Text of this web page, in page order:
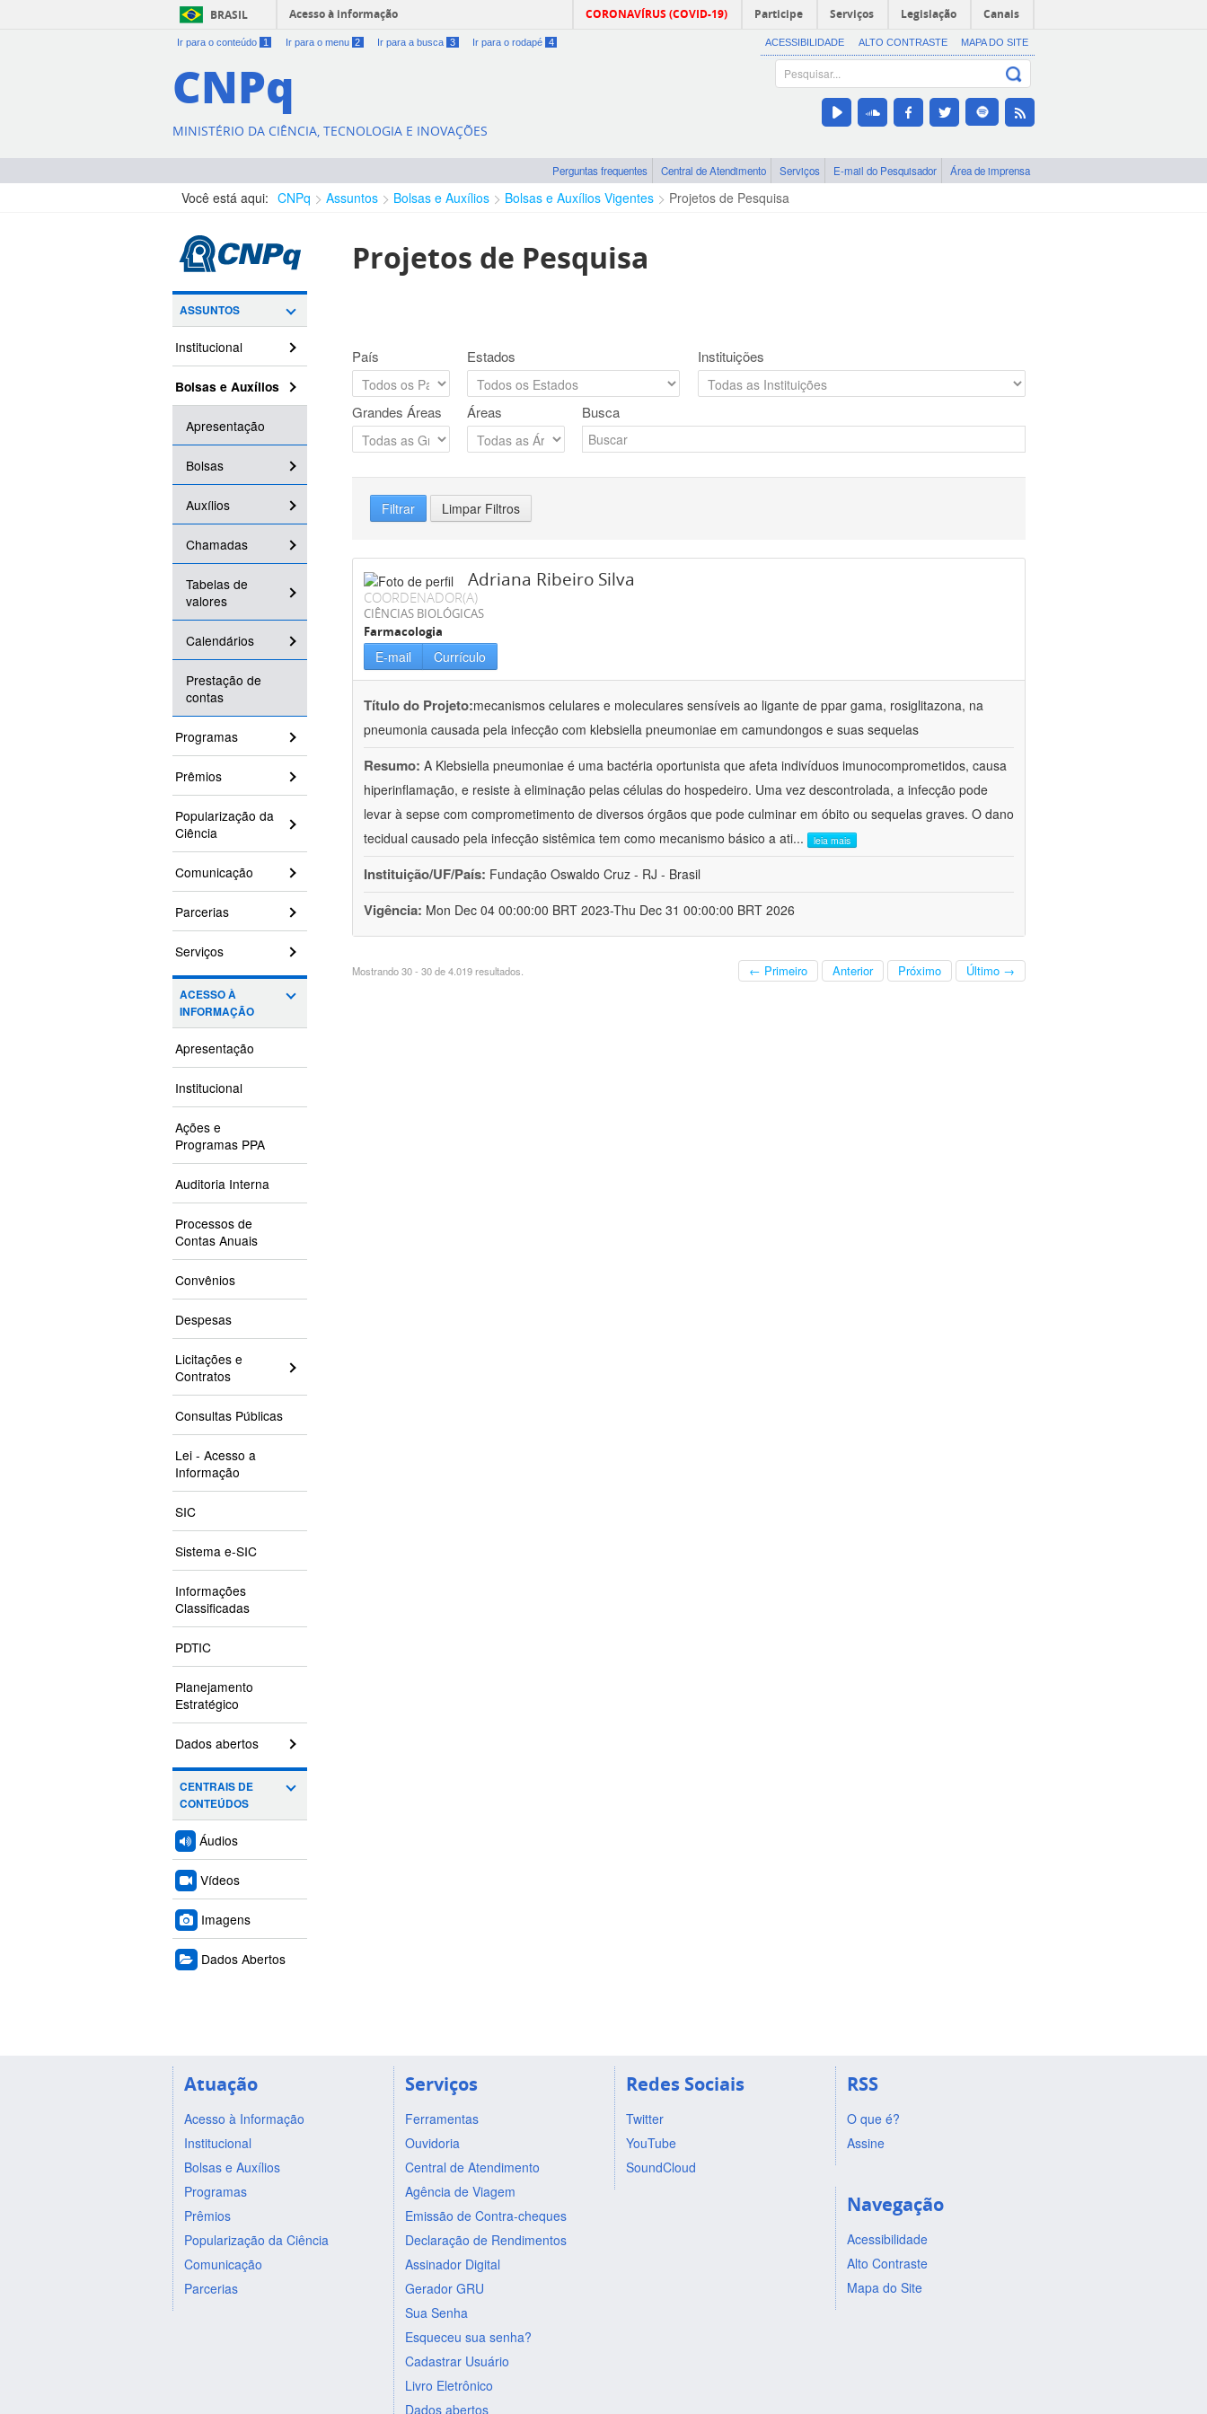
BRASIL Acesso à informação CORONAVÍRUS (COVID-19) Participe Serviços Legislação Canais
Ir para o conteúdo 1 Ir para o menu 2 Ir para a busca 3 Ir para o rodapé 4 ACESSIBILIDADE ALTO CONTRASTE MAPA DO SITE
CNPq
MINISTÉRIO DA CIÊNCIA, TECNOLOGIA E INOVAÇÕES
Perguntas frequentes Central de Atendimento Serviços E-mail do Pesquisador Área de imprensa
Você está aqui: CNPq Assuntos Bolsas e Auxílios Bolsas e Auxílios Vigentes Projetos de Pesquisa
ASSUNTOS
Institucional
Bolsas e Auxílios
Apresentação
Bolsas
Auxílios
Chamadas
Tabelas de
valores
Calendários
Prestação de
contas
Programas
Prêmios
Popularização da
Ciência
Comunicação
Parcerias
Serviços
ACESSO À
INFORMAÇÃO
Apresentação
Institucional
Ações e
Programas PPA
Auditoria Interna
Processos de
Contas Anuais
Convênios
Despesas
Licitações e
Contratos
Consultas Públicas
Lei - Acesso a
Informação
SIC
Sistema e-SIC
Informações
Classificadas
PDTIC
Planejamento
Estratégico
Dados abertos
CENTRAIS DE
CONTEÚDOS
Áudios
Vídeos
Imagens
Dados Abertos
Projetos de Pesquisa
País Estados Instituições
Grandes Áreas Áreas Busca
Filtrar Limpar Filtros
Adriana Ribeiro Silva
COORDENADOR(A)
CIÊNCIAS BIOLÓGICAS
Farmacologia
E-mail Currículo
Título do Projeto:mecanismos celulares e moleculares sensíveis ao ligante de ppar gama, rosiglitazona, na
pneumonia causada pela infecção com klebsiella pneumoniae em camundongos e suas sequelas
Resumo: A Klebsiella pneumoniae é uma bactéria oportunista que afeta indivíduos imunocomprometidos, causa
hiperinflamação, e resiste à eliminação pelas células do hospedeiro. Uma vez descontrolada, a infecção pode
levar à sepse com comprometimento de diversos órgãos que pode culminar em óbito ou sequelas graves. O dano
tecidual causado pela infecção sistêmica tem como mecanismo básico a ati... leia mais
Instituição/UF/País: Fundação Oswaldo Cruz - RJ - Brasil
Vigência: Mon Dec 04 00:00:00 BRT 2023-Thu Dec 31 00:00:00 BRT 2026
Mostrando 30 - 30 de 4.019 resultados. ← Primeiro Anterior Próximo Último →
Atuação
Acesso à Informação
Institucional
Bolsas e Auxílios
Programas
Prêmios
Popularização da Ciência
Comunicação
Parcerias
Serviços
Ferramentas
Ouvidoria
Central de Atendimento
Agência de Viagem
Emissão de Contra-cheques
Declaração de Rendimentos
Assinador Digital
Gerador GRU
Sua Senha
Esqueceu sua senha?
Cadastrar Usuário
Livro Eletrônico
Dados abertos
Redes Sociais
Twitter
YouTube
SoundCloud
RSS
O que é?
Assine
Navegação
Acessibilidade
Alto Contraste
Mapa do Site